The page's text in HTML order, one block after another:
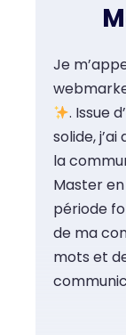
Je
. Issue
solide,
la
Master
période
de ma
mots et